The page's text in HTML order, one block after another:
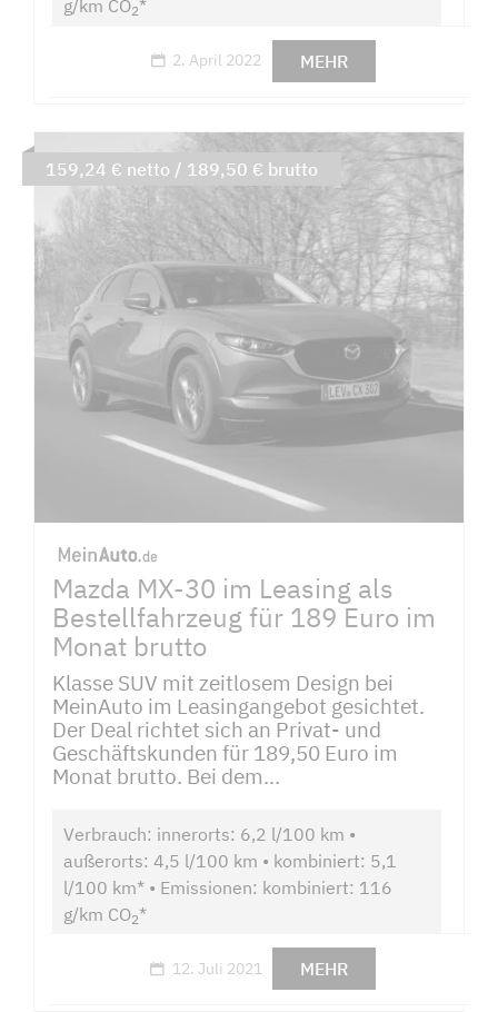
g/km CO2*
2. April 2022 MEHR
Mazda MX-30 im Leasing als
Bestellfahrzeug für 189 Euro im
Monat brutto
Klasse SUV mit zeitlosem Design bei
MeinAuto im Leasingangebot gesichtet.
Der Deal richtet sich an Privat- und
Geschäftskunden für 189,50 Euro im
Monat brutto. Bei dem...
Verbrauch: innerorts: 6,2 l/100 km •
außerorts: 4,5 l/100 km • kombiniert: 5,1
l/100 km* • Emissionen: kombiniert: 116
g/km CO2*
12. Juli 2021 MEHR
159,24 € netto / 189,50 € brutto